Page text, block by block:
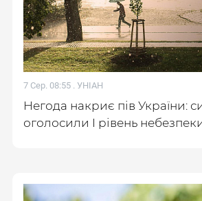
7 Сер. 08:55 . УНІАН
Негода накриє пів України:
оголосили І рівень